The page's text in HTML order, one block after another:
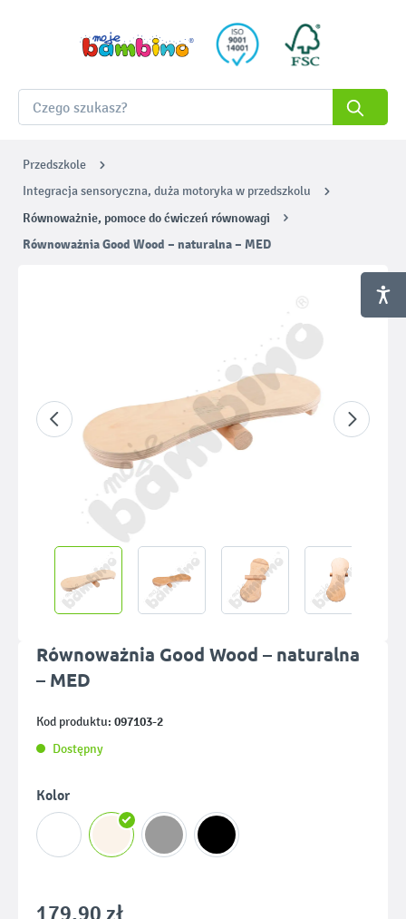
Przedszkole
Integracja sensoryczna, duża motoryka w przedszkolu
Równoważnie, pomoce do ćwiczeń równowagi
Równoważnia Good Wood – naturalna – MED
Równoważnia Good Wood – naturalna
– MED
Kod produktu: 097103-2
Dostępny
Wybierz
Kolor
179,90 zł